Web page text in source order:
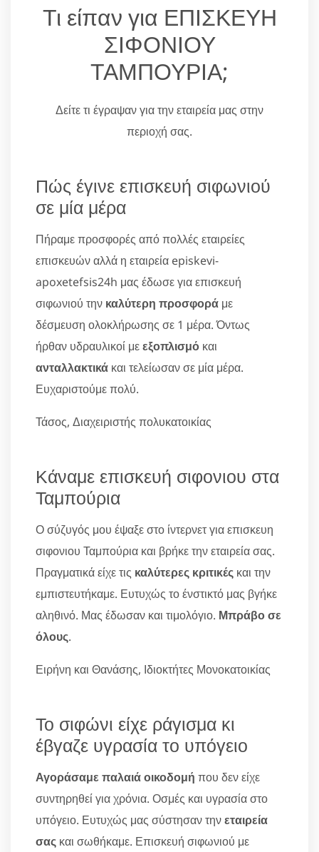
Τι είπαν για ΕΠΙΣΚΕΥΗ
ΣΙΦΟΝΙΟΥ
ΤΑΜΠΟΥΡΙΑ;
Δείτε τι έγραψαν για την εταιρεία μας στην
περιοχή σας.
Πώς έγινε επισκευή σιφωνιού
σε μία μέρα
Πήραμε προσφορές από πολλές εταιρείες
επισκευών αλλά η εταιρεία episkevi-
apoxetefsis24h μας έδωσε για επισκευή
σιφωνιού την καλύτερη προσφορά με
δέσμευση ολοκλήρωσης σε 1 μέρα. Όντως
ήρθαν υδραυλικοί μεεξοπλισμό και
ανταλλακτικά και τελείωσαν σε μία μέρα.
Ευχαριστούμε πολύ.
Τάσος, Διαχειριστής πολυκατοικίας
Κάναμε επισκευή σιφονιου στα
Ταμπούρια
Ο σύζυγός μου έψαξε στο ίντερνετ για επισκευη
σιφονιου Ταμπούρια και βρήκε την εταιρεία σας.
Πραγματικά είχε τις καλύτερες κριτικές και την
εμπιστευτήκαμε. Ευτυχώς το ένστικτό μας βγήκε
αληθινό. Μας έδωσαν και τιμολόγιο. Μπράβο σε
όλους.
Ειρήνη και Θανάσης, Ιδιοκτήτες Μονοκατοικίας
Το σιφώνι είχε ράγισμα κι
έβγαζε υγρασία το υπόγειο
Αγοράσαμε παλαιά οικοδομή που δεν είχε
συντηρηθεί για χρόνια. Οσμές και υγρασία στο
υπόγειο. Ευτυχώς μας σύστησαν τηνεταιρεία
σας και σωθήκαμε. Επισκευή σιφωνιού με